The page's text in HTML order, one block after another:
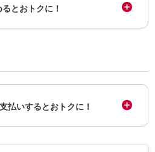
とおトクに！
払いするとおトクに！